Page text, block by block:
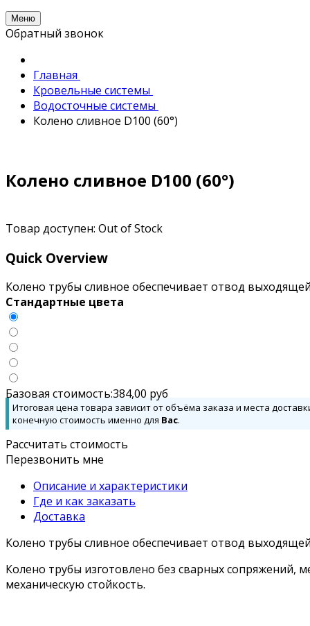
Меню
Обратный звонок
Главная
Кровельные системы
Водосточные системы
Колено сливное D100 (60°)
Колено сливное D100 (60°)
Товар доступен: Out of Stock
Quick Overview
Колено трубы сливное обеспечивает отвод
Стандартные цвета
Базовая стоимость:384,00 руб
Итоговая цена товара зависит от объёма заказа и места
конечную стоимость именно для Вас.
Рассчитать стоимость
Перезвонить мне
Описание и характеристики
Где и как заказать
Доставка
Колено трубы сливное обеспечивает отвод
Колено трубы изготовлено без сварных сопряжений,
механическую стойкость.